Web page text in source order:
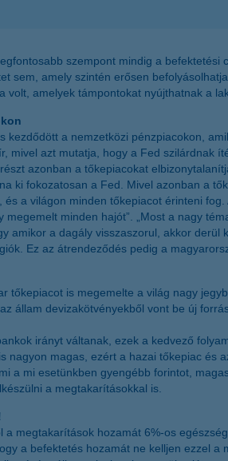
szempont mindig a
sem, amely szintén erősen
volt, amelyek támpontokat nyújthatnak a
kezdődött a nemzetközi pénzpiacokon,
mivel azt mutatja, hogy a Fed szilárdnak
azonban a tőkepiacokat
ki fokozatosan a Fed. Mivel azonban a
és a világon minden tőkepiacot érinteni
megemelt minden hajót”. „Most a nagy
amikor a dagály visszaszorul, akkor
Ez az átrendeződés pedig a
tőkepiacot is megemelte a világ nagy
állam devizakötvényekből vont be új
irányt váltanak, ezek a kedvező
nagyon magas, ezért a hazai tőkepiac és
a mi esetünkben gyengébb forintot,
a megtakarításokkal is.
a megtakarítások hozamát 6%-os
a befektetés hozamát ne kelljen ezzel